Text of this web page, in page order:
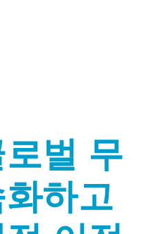
벌 무
하고